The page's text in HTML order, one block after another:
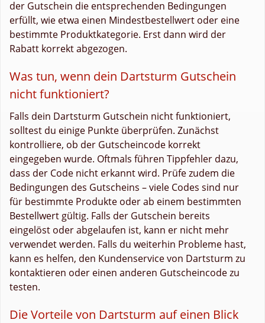
der Gutschein die entsprechenden Bedingungen
erfüllt, wie etwa einen Mindestbestellwert oder eine
bestimmte Produktkategorie. Erst dann wird der
Rabatt korrekt abgezogen.
Was tun, wenn dein Dartsturm Gutschein
nicht funktioniert?
Falls dein Dartsturm Gutschein nicht funktioniert,
solltest du einige Punkte überprüfen. Zunächst
kontrolliere, ob der Gutscheincode korrekt
eingegeben wurde. Oftmals führen Tippfehler dazu,
dass der Code nicht erkannt wird. Prüfe zudem die
Bedingungen des Gutscheins – viele Codes sind nur
für bestimmte Produkte oder ab einem bestimmten
Bestellwert gültig. Falls der Gutschein bereits
eingelöst oder abgelaufen ist, kann er nicht mehr
verwendet werden. Falls du weiterhin Probleme hast,
kann es helfen, den Kundenservice von Dartsturm zu
kontaktieren oder einen anderen Gutscheincode zu
testen.
Die Vorteile von Dartsturm auf einen Blick